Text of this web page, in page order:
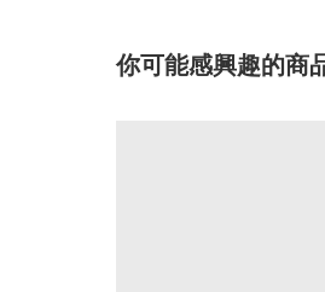
你可能感興趣的商